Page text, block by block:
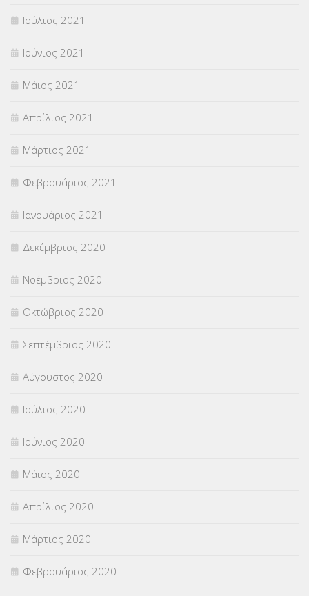
Ιούλιος 2021
Ιούνιος 2021
Μάιος 2021
Απρίλιος 2021
Μάρτιος 2021
Φεβρουάριος 2021
Ιανουάριος 2021
Δεκέμβριος 2020
Νοέμβριος 2020
Οκτώβριος 2020
Σεπτέμβριος 2020
Αύγουστος 2020
Ιούλιος 2020
Ιούνιος 2020
Μάιος 2020
Απρίλιος 2020
Μάρτιος 2020
Φεβρουάριος 2020